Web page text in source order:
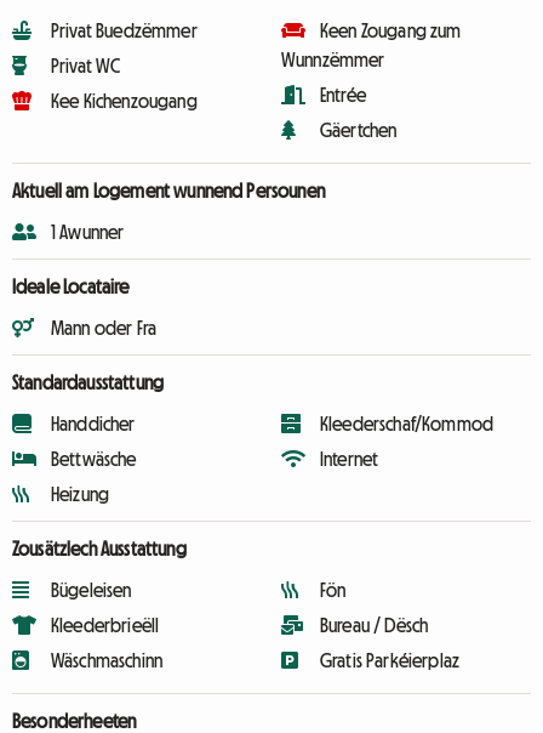
Privat Buedzëmmer
Privat WC
Kee Kichenzougang
Keen Zougang zum
Wunnzëmmer
Entrée
Gäertchen
Aktuell am Logement wunnend Persounen
1 Awunner
Ideale Locataire
Mann oder Fra
Standardausstattung
Handdicher
Bettwäsche
Heizung
Kleederschaf/Kommod
Internet
Zousätzlech Ausstattung
Bügeleisen
Kleederbrieëll
Wäschmaschinn
Fön
Bureau / Dësch
Gratis Parkéierplaz
Besonderheeten